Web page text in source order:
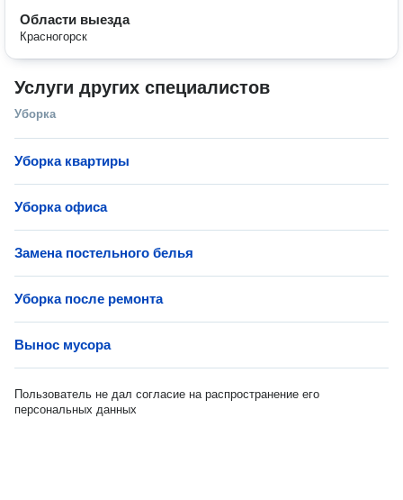
Области выезда
Красногорск
Услуги других специалистов
Уборка
Уборка квартиры
Уборка офиса
Замена постельного белья
Уборка после ремонта
Вынос мусора
Пользователь не дал согласие на распространение его
персональных данных